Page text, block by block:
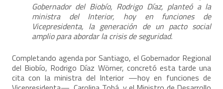
Gobernador del Biobío, Rodrigo Díaz, planteó a la
ministra del Interior, hoy en funciones de
Vicepresidenta, la generación de un pacto social
amplio para abordar la crisis de seguridad.
Completando agenda por Santiago, el Gobernador Regional
del Biobío, Rodrigo Díaz Wörner, concretó esta tarde una
cita con la ministra del Interior —hoy en funciones de